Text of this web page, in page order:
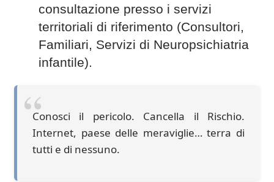
consultazione presso i servizi
territoriali di riferimento (Consultori,
Familiari, Servizi di Neuropsichiatria
infantile).
Conosci il pericolo. Cancella il Rischio.
Internet, paese delle meraviglie… terra di
tutti e di nessuno.